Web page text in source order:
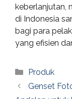
keberlanjutan,
di Indonesia
bagi para
yang efisien
Categories
Produk
Genset